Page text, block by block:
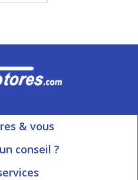
& vous
conseil ?
au Vendredi